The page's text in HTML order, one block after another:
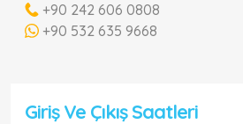
+90 242 606 0808
+90 532 635 9668
Giriş Ve Çıkış Saatleri